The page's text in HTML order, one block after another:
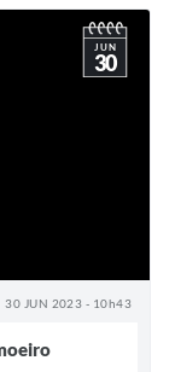
30 JUN 2023 - 10h43
JUN
30